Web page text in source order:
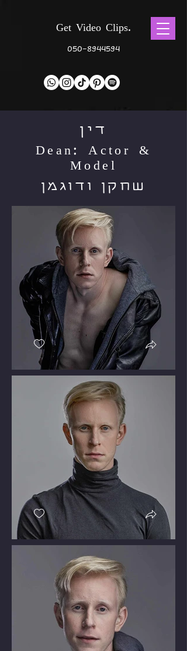
Get Video Clips.
050-8944594
דין
Dean: Actor &
Model
שחקן ודוגמן